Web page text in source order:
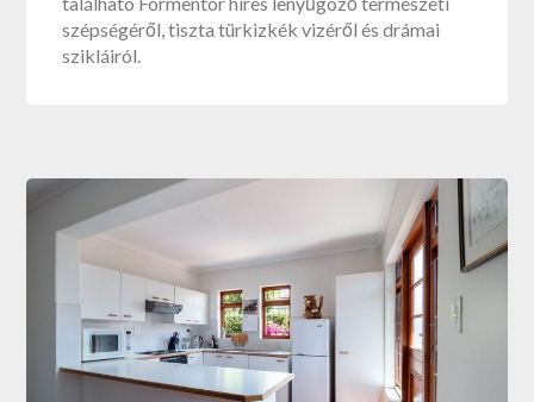
szépségéről, tiszta türkizkék vizéről és drámai
szikláiról.